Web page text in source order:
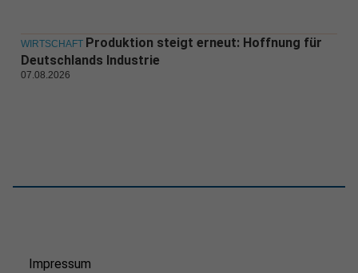
WIRTSCHAFT Produktion steigt erneut: Hoffnung für
Deutschlands Industrie
07.08.2026
Impressum